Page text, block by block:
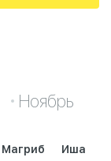
Ноябрь
Магриб Иша